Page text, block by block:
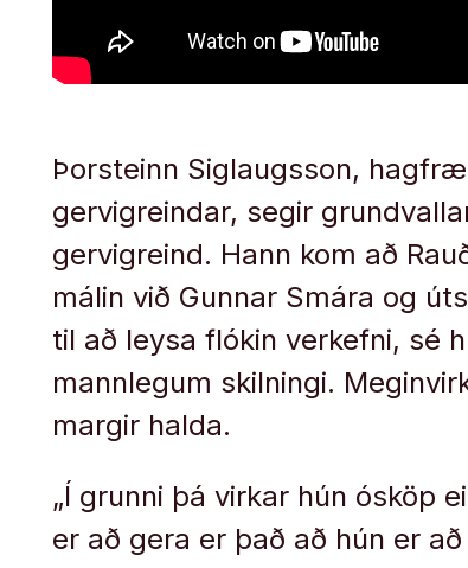
Þorsteinn Siglaugsson,
gervigreindar, segir
gervigreind. Hann kom að
málin við Gunnar Smára og
til að leysa flókin verkefni, sé
mannlegum skilningi.
margir halda.
„Í grunni þá virkar hún ósköp
er að gera er það að hún er